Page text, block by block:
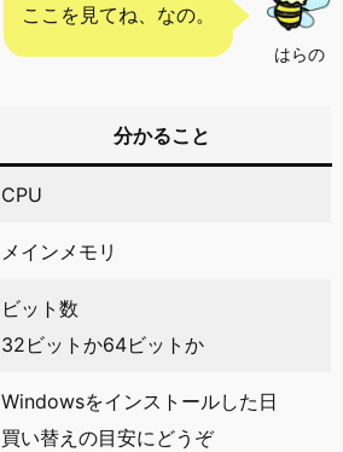
はらの
ここを見てね、なの。
分かること
CPU
メインメモリ
ビット数
32ビットか64ビットか
Windowsをインストールした日
買い替えの目安にどうぞ